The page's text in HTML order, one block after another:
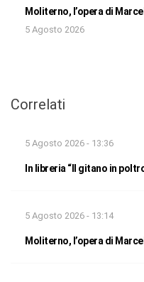
Moliterno, l’opera di
5 Agosto 2026
Correlati
5 Agosto 2026 - 13:36
In libreria “Il gitano in
5 Agosto 2026 - 13:14
Moliterno, l’opera di